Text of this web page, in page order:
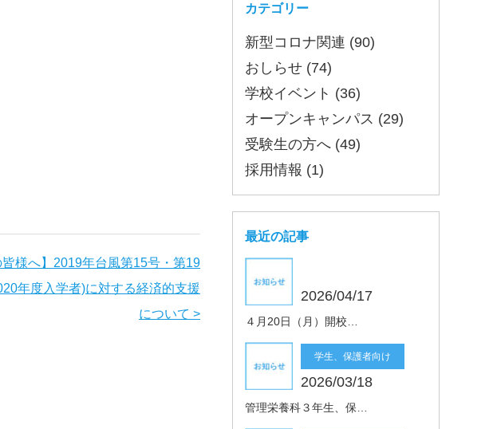
皆様へ】2019年台風第15号・第19
年度入学者)に対する経済的支援
について >
カテゴリー
新型コロナ関連 (90)
おしらせ (74)
学校イベント (36)
オープンキャンパス (29)
受験生の方へ (49)
採用情報 (1)
最近の記事
2026/04/17
４月20日（月）開校…
学生、保護者向け
2026/03/18
管理栄養科３年生、保…